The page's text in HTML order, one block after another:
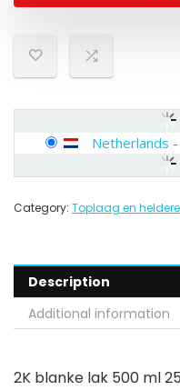
Netherlands -
Category: Toplaag en
Description
Additional information
2K blanke lak 500 ml